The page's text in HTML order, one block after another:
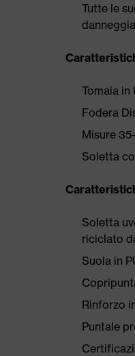
Tutte le
Tomaia
Fodera
Misure
Soletta
Soletta
riciclato
Suola in
Rinforzo
Puntale